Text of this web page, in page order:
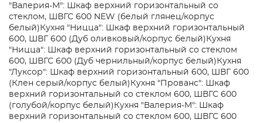
"Валерия-М": Шкаф верхний горизонтальный со
стеклом, ШВГС 600 NEW (белый глянец/корпус
белый) Кухня "Ницца": Шкаф верхний горизонтальный
600, ШВГ 600 (Дуб оливковый/корпус белый) Кухня
"Ницца": Шкаф верхний горизонтальный со стеклом
600, ШВГС 600 (Дуб чернильный/корпус белый) Кухня
"Луксор": Шкаф верхний горизонтальный 600, ШВГ 600
(Клен серый/корпус белый) Кухня "Прованс": Шкаф
верхний горизонтальный со стеклом 600, ШВГС 600
(голубой/корпус белый) Кухня "Валерия-М": Шкаф
верхний горизонтальный со стеклом 600, ШВГС 600